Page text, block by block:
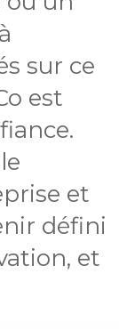
sur ce
est
et
défini
et